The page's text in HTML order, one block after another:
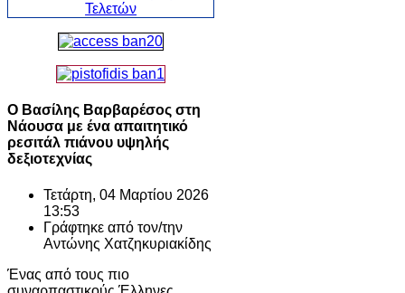
Ο Βασίλης Βαρβαρέσος στη
Νάουσα με ένα απαιτητικό
ρεσιτάλ πιάνου υψηλής
δεξιοτεχνίας
Τετάρτη, 04 Μαρτίου 2026
13:53
Γράφτηκε από τον/την
Αντώνης Χατζηκυριακίδης
Ένας από τους πιο